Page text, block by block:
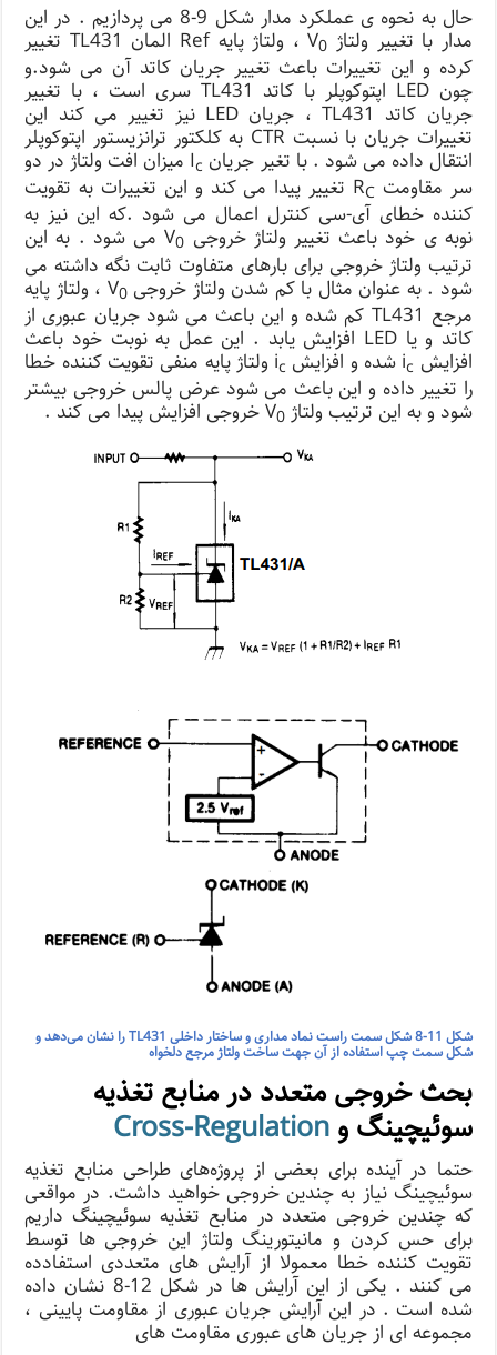
حال به نحوه ی عملکرد مدار شکل 9-8 می پردازیم . در این
مدار با تغییر ولتاژ V 0
، ولتاژ پایه Ref المان TL431 تغییر
کرده و این تغییرات باعث تغییر جریان کاتد آن می شود.و
چون LED اپتوکوپلر با کاتد TL431 سری است ، با تغییر
جریان کاتد TL431 ، جریان LED نیز تغییر می کند این
تغییرات جریان با نسبت CTR به کلکتور ترانزیستور اپتوکوپلر
انتقال داده می شود . با تغیر جریان I c میزان افت ولتاژ در دو
سر مقاومت R C
تغییر پیدا می کند و این تغییرات به تقویت
کننده خطای آی-سی کنترل اعمال می شود .که این نیز به
نوبه ی خود باعث تغییر ولتاژ خروجی V 0 می شود . به این
ترتیب ولتاژ خروجی برای بارهای متفاوت ثابت نگه داشته می
شود . به عنوان مثال با کم شدن ولتاژ خروجی V0
، ولتاژ پایه
مرجع TL431 کم شده و این باعث می شود جریان عبوری از
کاتد و یا LED افزایش یابد . این عمل به نوبت خود باعث
افزایش i c شده و افزایش i c ولتاژ پایه منفی تقویت کننده خطا
را تغییر داده و این باعث می شود عرض پالس خروجی بیشتر
شود و به این ترتیب ولتاژ V0 خروجی افزایش پیدا می کند .
شکل 11-8 شکل سمت راست نماد مداری و ساختار داخلی TL431 را نشان می‌دهد و
شکل سمت چپ استفاده از آن جهت ساخت ولتاژ مرجع دلخواه
بحث خروجی متعدد در منابع تغذیه
سوئیچینگ وCross-Regulation
حتما در آینده برای بعضی از پروژه‌های طراحی منابع تغذیه
سوئیچینگ نیاز به چندین خروجی خواهید داشت. در مواقعی
که چندین خروجی متعدد در منابع تغذیه سوئیچینگ داریم
برای حس کردن و مانیتورینگ ولتاژ این خروجی ها توسط
تقویت کننده خطا معمولا از آرایش های متعددی استفادده
می کنند . یکی از این آرایش ها در شکل 12-8 نشان داده
شده است . در این آرایش جریان عبوری از مقاومت پایینی ،
مجموعه ای از جریان های عبوری مقاومت های